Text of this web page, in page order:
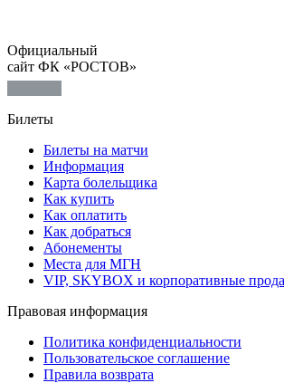
Официальный
сайт ФК «РОСТОВ»
Билеты
Билеты на матчи
Информация
Карта болельщика
Как купить
Как оплатить
Как добраться
Абонементы
Места для МГН
VIP, SKYBOX и корпоративные
Правовая информация
Политика конфиденциальности
Пользовательское соглашение
Правила возврата